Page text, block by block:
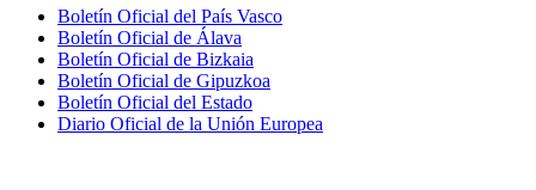
Boletín Oficial del País Vasco
Boletín Oficial de Álava
Boletín Oficial de Bizkaia
Boletín Oficial de Gipuzkoa
Boletín Oficial del Estado
Diario Oficial de la Unión Europea